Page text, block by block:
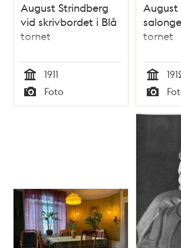
August Strindberg
vid skrivbordet i Blå
tornet
Tid
1911
Typ
Foto
August
tornet
Tid
Typ